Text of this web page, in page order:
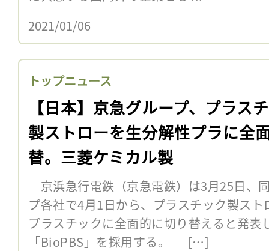
2021/01/06
トップニュース
【日本】京急グループ、プラス
製ストローを生分解性プラに全
替。三菱ケミカル製
京浜急行電鉄（京急電鉄）は3月25日、
プ各社で4月1日から、プラスチック製ス
プラスチックに全面的に切り替えると発表
「BioPBS」を採用する。 […]